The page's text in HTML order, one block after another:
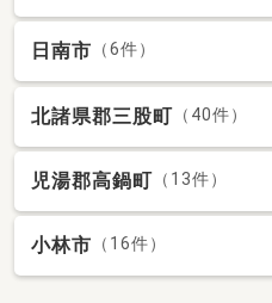
日南市 （6件）
北諸県郡三股町 （40件）
児湯郡高鍋町 （13件）
小林市 （16件）